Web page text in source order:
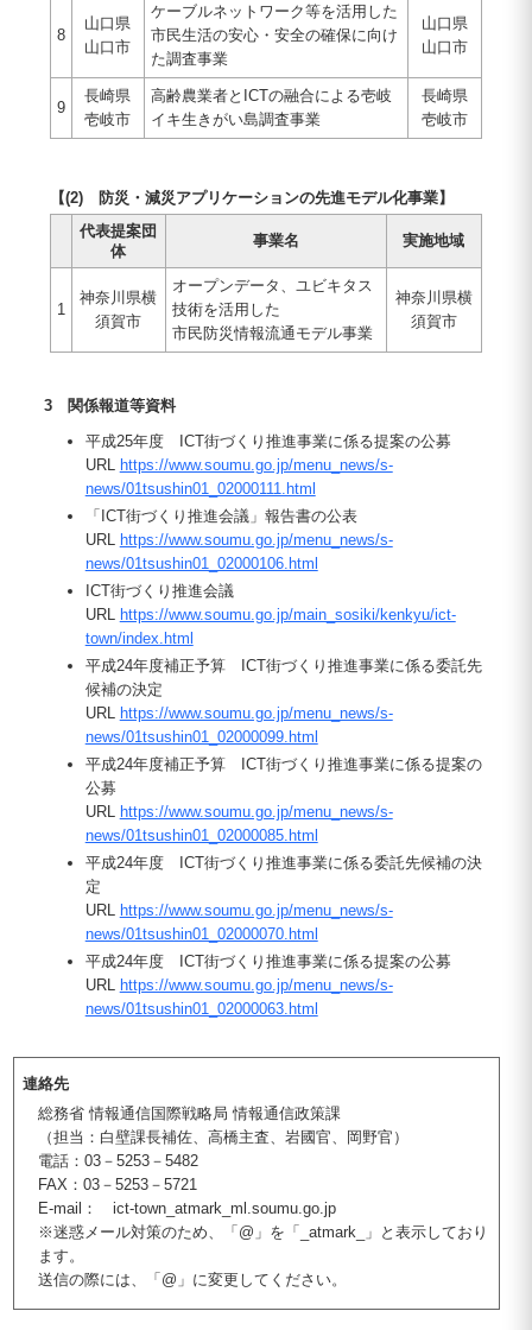
8
山口県
山口市
ケーブルネットワーク等を活用した
市民生活の安心・安全の確保に向け
た調査事業
山口県
山口市
9
長崎県
壱岐市
高齢農業者とICTの融合による壱岐
イキ生きがい島調査事業
長崎県
壱岐市
【(2) 防災・減災アプリケーションの先進モデル化事業】
代表提案団
体
事業名 実施地域
1
神奈川県横
須賀市
オープンデータ、ユビキタス
技術を活用した
市民防災情報流通モデル事業
神奈川県横
須賀市
3 関係報道等資料
平成25年度 ICT街づくり推進事業に係る提案の公募
URL https://www.soumu.go.jp/menu_news/s-
news/01tsushin01_02000111.html
「ICT街づくり推進会議」報告書の公表
URL https://www.soumu.go.jp/menu_news/s-
news/01tsushin01_02000106.html
ICT街づくり推進会議
URL https://www.soumu.go.jp/main_sosiki/kenkyu/ict-
town/index.html
平成24年度補正予算 ICT街づくり推進事業に係る委託先
候補の決定
URL https://www.soumu.go.jp/menu_news/s-
news/01tsushin01_02000099.html
平成24年度補正予算 ICT街づくり推進事業に係る提案の
公募
URL https://www.soumu.go.jp/menu_news/s-
news/01tsushin01_02000085.html
平成24年度 ICT街づくり推進事業に係る委託先候補の決
定
URL https://www.soumu.go.jp/menu_news/s-
news/01tsushin01_02000070.html
平成24年度 ICT街づくり推進事業に係る提案の公募
URL https://www.soumu.go.jp/menu_news/s-
news/01tsushin01_02000063.html
連絡先
総務省 情報通信国際戦略局 情報通信政策課
（担当：白壁課長補佐、高橋主査、岩國官、岡野官）
電話：03－5253－5482
FAX：03－5253－5721
E-mail： ict-town_atmark_ml.soumu.go.jp
※迷惑メール対策のため、「@」を「_atmark_」と表示しており
ます。
送信の際には、「@」に変更してください。